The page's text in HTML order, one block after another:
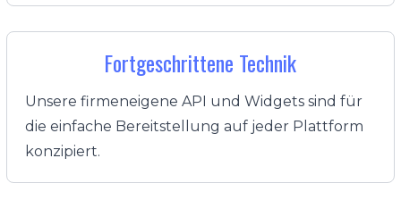
Fortgeschrittene Technik
Unsere firmeneigene API und Widgets sind für
die einfache Bereitstellung auf jeder Plattform
konzipiert.